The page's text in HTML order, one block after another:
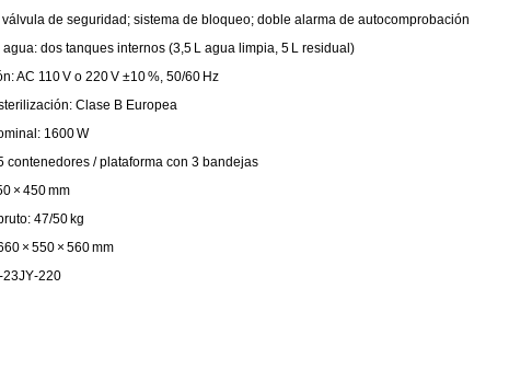
de seguridad; sistema de bloqueo; doble alarma de autocomprobación
dos tanques internos (3,5 L agua limpia, 5 L residual)
AC 110 V o 220 V ±10 %, 50/60 Hz
Clase B Europea
1600 W
contenedores / plataforma con 3 bandejas
× 450 mm
47/50 kg
× 550 × 560 mm